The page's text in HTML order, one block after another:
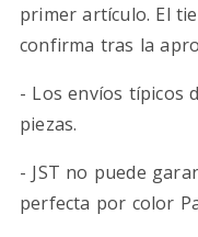
primer artículo. El
confirma tras la
- Los envíos típicos
piezas.
- JST no puede
perfecta por color